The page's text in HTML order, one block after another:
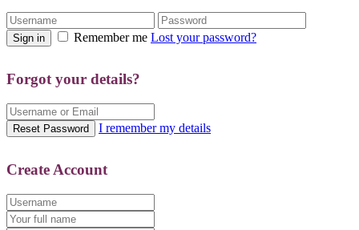
Sign in Remember me Lost your password?
Forgot your details?
Reset Password I remember my details
Create Account